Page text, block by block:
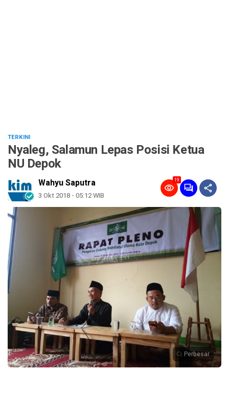
TERKINI
Nyaleg, Salamun Lepas Posisi Ketua
NU Depok
Wahyu Saputra
3 Okt 2018 - 05:12 WIB
19
Perbesar